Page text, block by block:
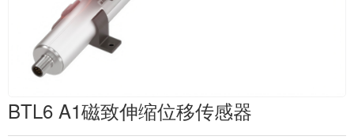
BTL6 A1磁致伸缩位移传感器